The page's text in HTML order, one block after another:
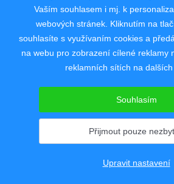
Copyright © 2008 - 2026
Zásady ochrany soukromí |
Rychlý kontakt
Vaším souhlasem i mj. k
webových stránek. Kliknutím na
souhlasíte s využívaním cookies a
na webu pro zobrazení cílené reklamy
reklamních sítích na dalších
Souhlasím
Přijmout pouze
Upravit nastavení